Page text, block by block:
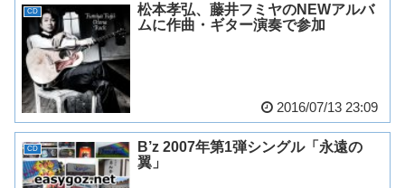
CD
松本孝弘、藤井フミヤのNEWアルバ
ムに作曲・ギター演奏で参加
2016/07/13 23:09
CD
B’z 2007年第1弾シングル「永遠の
翼」